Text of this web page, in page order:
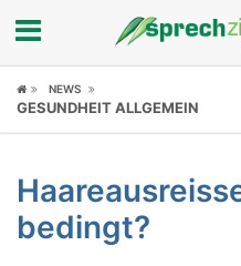
Fokus
Symptome
Untersuchungen
NEWS
GESUNDHEIT ALLGEMEIN
bedingt?